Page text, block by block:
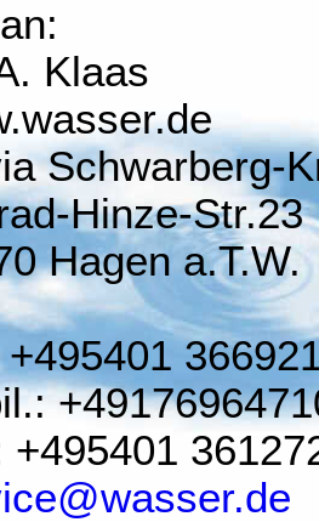
Klaas
Schwarberg-
Hinze-Str.23
Hagen a.T.W.
+495401
+495401